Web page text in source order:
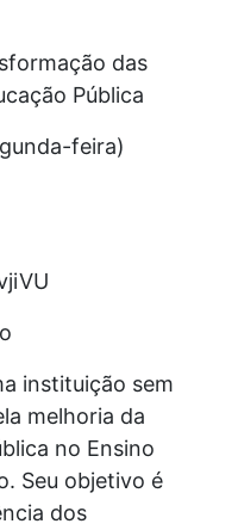
das
Pública
feira)
instituição sem
melhoria da
no Ensino
Seu objetivo é
dos